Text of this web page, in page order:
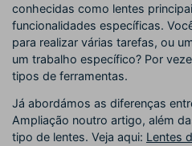
conhecidas como lentes
funcionalidades específicas.
para realizar várias tarefas, ou
um trabalho específico? Por
tipos de ferramentas.
Já abordámos as diferenças
Ampliação noutro artigo, além
tipo de lentes. Veja aqui: Lentes